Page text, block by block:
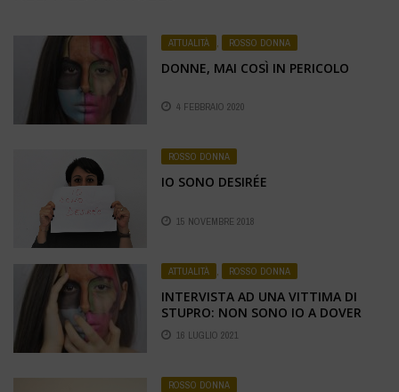
ATTUALITÀ ROSSO DONNA
DONNE, MAI COSÌ IN PERICOLO
4 FEBBRAIO 2020
ROSSO DONNA
IO SONO DESIRÉE
15 NOVEMBRE 2018
ATTUALITÀ ROSSO DONNA
INTERVISTA AD UNA VITTIMA DI
STUPRO: NON SONO IO A DOVER
CHIEDERE SCUSA
16 LUGLIO 2021
ROSSO DONNA